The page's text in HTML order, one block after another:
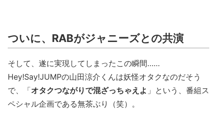
ついに、RABがジャニーズとの共演
そして、遂に実現してしまったこの瞬間……
Hey!Say!JUMPの山田涼介くんは妖怪オタクなのだそう
で、「オタクつながりで混ざっちゃえよ 」という、番組ス
ペシャル企画である無茶ぶり（笑）。